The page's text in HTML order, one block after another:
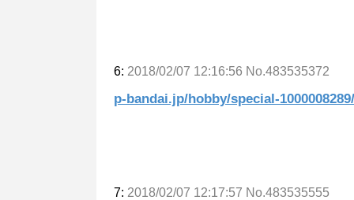
6: 2018/02/07 12:16:56 No.483535372
p-bandai.jp/hobby/special-1000008289/
7: 2018/02/07 12:17:57 No.483535555